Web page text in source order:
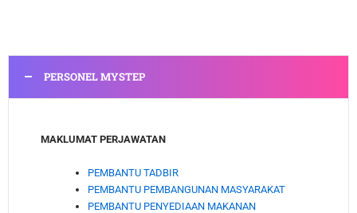
PERSONEL MYSTEP
MAKLUMAT PERJAWATAN
PEMBANTU TADBIR
PEMBANTU PEMBANGUNAN MASYARAKAT
PEMBANTU PENYEDIAAN MAKANAN